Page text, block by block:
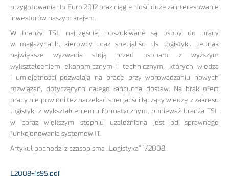
przygotowania do Euro 2012 oraz ciągle dość duże zainteresowanie
inwestorów naszym krajem.
W branży TSL najczęściej poszukiwane są osoby do pracy
w magazynach, kierowcy oraz specjaliści ds. logistyki. Jednak
największe wyzwania stoją przed osobami z wyższym
wykształceniem ekonomicznym i technicznym, których wiedza
i umiejętności pozwalają na pracę przy wprowadzaniu nowych
rozwiązań, dotyczących całego łańcucha dostaw. Na brak ofert
pracy nie powinni też narzekać specjaliści łączący wiedzę z zakresu
logistyki z wykształceniem informatycznym, ponieważ branża TSL
w coraz większym stopniu uzależniona jest od sprawnego
funkcjonowania systemów IT.
Artykuł pochodzi z czasopisma „Logistyka” 1/2008.
L2008-1s95.pdf